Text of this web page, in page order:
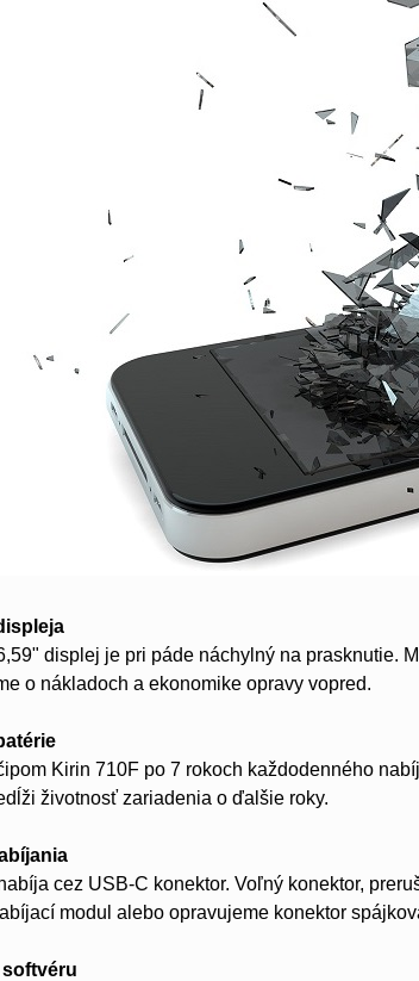
displej je pri páde náchylný na prasknutie.
o nákladoch a ekonomike opravy vopred.
Kirin 710F po 7 rokoch každodenného
životnosť zariadenia o ďalšie roky.
cez USB-C konektor. Voľný konektor,
modul alebo opravujeme konektor
softvéru